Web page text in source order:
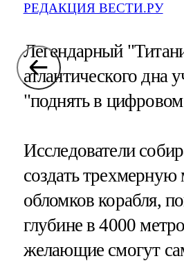
РЕДАКЦИЯ ВЕСТИ.РУ
Легендарный
атлантического дна
"поднять в
Исследователи
создать трехмерную
обломков корабля,
глубине в 4000
желающие смогут